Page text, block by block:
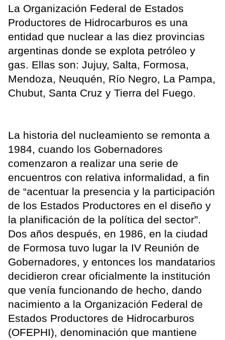
La Organización Federal de Estados
Productores de Hidrocarburos es una
entidad que nuclear a las diez provincias
argentinas donde se explota petróleo y
gas. Ellas son: Jujuy, Salta, Formosa,
Mendoza, Neuquén, Río Negro, La Pampa,
Chubut, Santa Cruz y Tierra del Fuego.
La historia del nucleamiento se remonta a
1984, cuando los Gobernadores
comenzaron a realizar una serie de
encuentros con relativa informalidad, a fin
de “acentuar la presencia y la participación
de los Estados Productores en el diseño y
la planificación de la política del sector”.
Dos años después, en 1986, en la ciudad
de Formosa tuvo lugar la IV Reunión de
Gobernadores, y entonces los mandatarios
decidieron crear oficialmente la institución
que venía funcionando de hecho, dando
nacimiento a la Organización Federal de
Estados Productores de Hidrocarburos
(OFEPHI), denominación que mantiene